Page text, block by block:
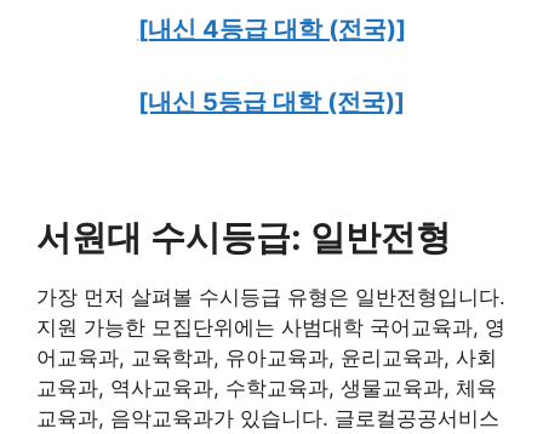
[내신 4등급 대학 (전국)]
[내신 5등급 대학 (전국)]
서원대 수시등급: 일반전형
가장 먼저 살펴볼 수시등급 유형은 일반전형입니다.
지원 가능한 모집단위에는 사범대학 국어교육과, 영
어교육과, 교육학과, 유아교육과, 윤리교육과, 사회
교육과, 역사교육과, 수학교육과, 생물교육과, 체육
교육과, 음악교육과가 있습니다. 글로컬공공서비스